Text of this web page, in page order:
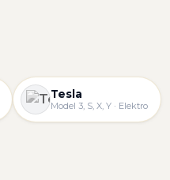
Tesla
Model 3, S, X, Y · Elektro